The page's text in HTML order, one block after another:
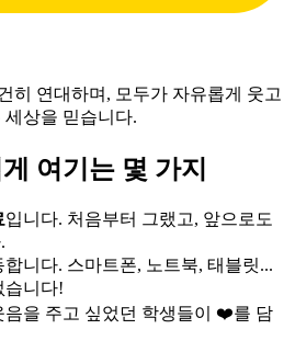
히 연대하며, 모두가 자유롭게 웃고
상을 믿습니다.
여기는 몇 가지
입니다. 처음부터 그랬고, 앞으로도
합니다. 스마트폰, 노트북, 태블릿...
습니다!
음을 주고 싶었던 학생들이 ❤️를 담